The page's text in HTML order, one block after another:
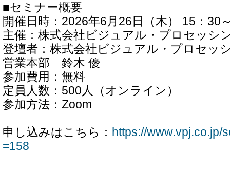
■セミナー概要
開催日時：2026年6月26日（木） 15：30
主催：株式会社ビジュアル・プロセッシ
登壇者：株式会社ビジュアル・プロセ
営業本部 鈴木 優
参加費用：無料
定員人数：500人（オンライン）
参加方法：Zoom
申し込みはこちら： https://www.vpj.co.jp/
=158